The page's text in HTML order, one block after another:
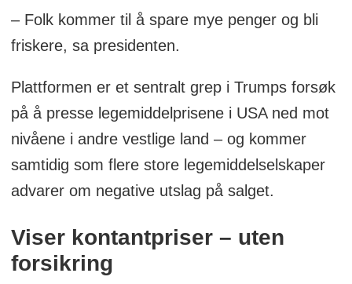
– Folk kommer til å spare mye penger og bli
friskere, sa presidenten.
Plattformen er et sentralt grep i Trumps forsøk
på å presse legemiddelprisene i USA ned mot
nivåene i andre vestlige land – og kommer
samtidig som flere store legemiddelselskaper
advarer om negative utslag på salget.
Viser kontantpriser – uten
forsikring